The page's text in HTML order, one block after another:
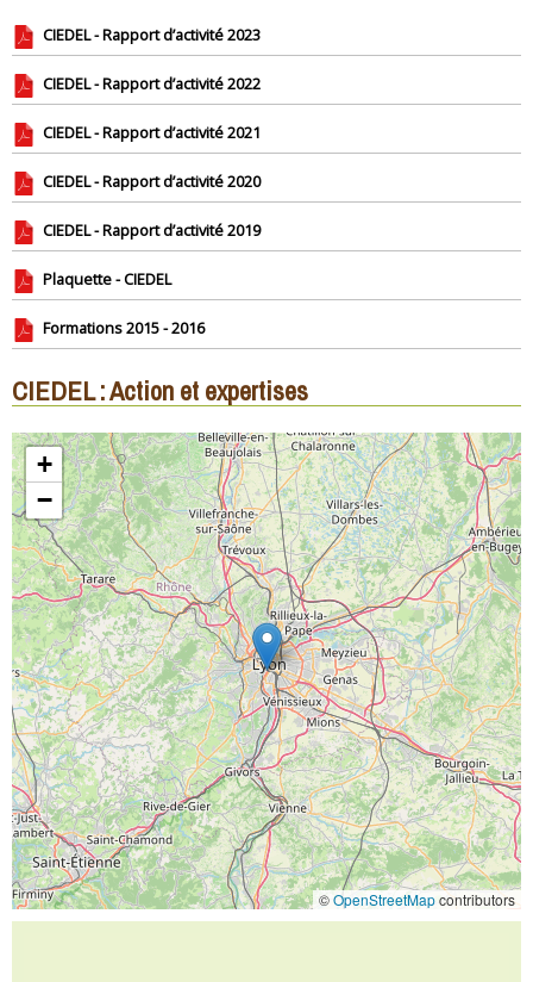
CIEDEL - Rapport d’activité 2023
CIEDEL - Rapport d’activité 2022
CIEDEL - Rapport d’activité 2021
CIEDEL - Rapport d’activité 2020
CIEDEL - Rapport d’activité 2019
Plaquette - CIEDEL
Formations 2015 - 2016
CIEDEL : Action et expertises
+
−
©OpenStreetMapcontributors